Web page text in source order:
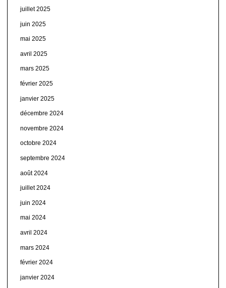
juillet 2025
juin 2025
mai 2025
avril 2025
mars 2025
février 2025
janvier 2025
décembre 2024
novembre 2024
octobre 2024
septembre 2024
août 2024
juillet 2024
juin 2024
mai 2024
avril 2024
mars 2024
février 2024
janvier 2024